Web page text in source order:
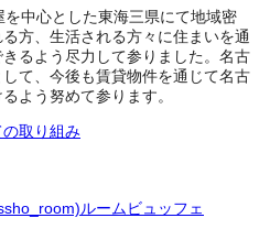
中心とした東海三県にて地域密
方、生活される方々に住まいを通
るよう尽力して参りました。名古
て、今後も賃貸物件を通じて名古
よう努めて参ります。
取り組み
ルームビュッフェ